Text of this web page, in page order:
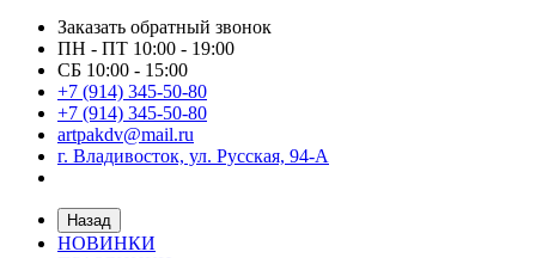
Заказать обратный звонок
ПН - ПТ 10:00 - 19:00
СБ 10:00 - 15:00
+7 (914) 345-50-80
+7 (914) 345-50-80
artpakdv@mail.ru
г. Владивосток, ул. Русская, 94-А
Назад
НОВИНКИ